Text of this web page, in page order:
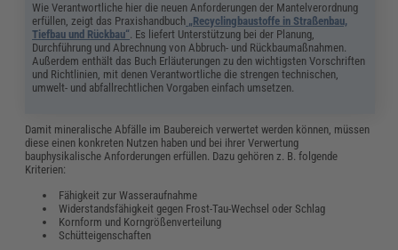
Wie Verantwortliche hier die neuen Anforderungen der Mantelverordnung
erfüllen, zeigt das Praxishandbuch „Recyclingbaustoffe in Straßenbau,
Tiefbau und Rückbau“. Es liefert Unterstützung bei der Planung,
Durchführung und Abrechnung von Abbruch- und Rückbaumaßnahmen.
Außerdem enthält das Buch Erläuterungen zu den wichtigsten Vorschriften
und Richtlinien, mit denen Verantwortliche die strengen technischen,
umwelt- und abfallrechtlichen Vorgaben einfach umsetzen.
Damit mineralische Abfälle im Baubereich verwertet werden können, müssen
diese einen konkreten Nutzen haben und bei ihrer Verwertung
bauphysikalische Anforderungen erfüllen. Dazu gehören z. B. folgende
Kriterien:
Fähigkeit zur Wasseraufnahme
Widerstandsfähigkeit gegen Frost-Tau-Wechsel oder Schlag
Kornform und Korngrößenverteilung
Schütteigenschaften